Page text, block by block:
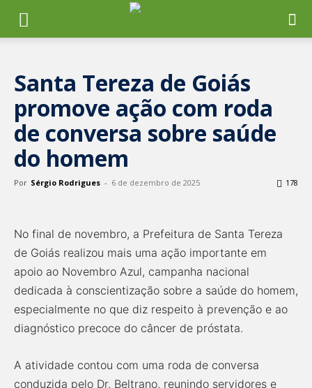
Santa Tereza de Goiás
promove ação com roda
de conversa sobre saúde
do homem
Por Sérgio Rodrigues - 6 de dezembro de 2025 178
No final de novembro, a Prefeitura de Santa Tereza
de Goiás realizou mais uma ação importante em
apoio ao Novembro Azul, campanha nacional
dedicada à conscientização sobre a saúde do homem,
especialmente no que diz respeito à prevenção e ao
diagnóstico precoce do câncer de próstata.
A atividade contou com uma roda de conversa
conduzida pelo Dr. Beltrano, reunindo servidores e